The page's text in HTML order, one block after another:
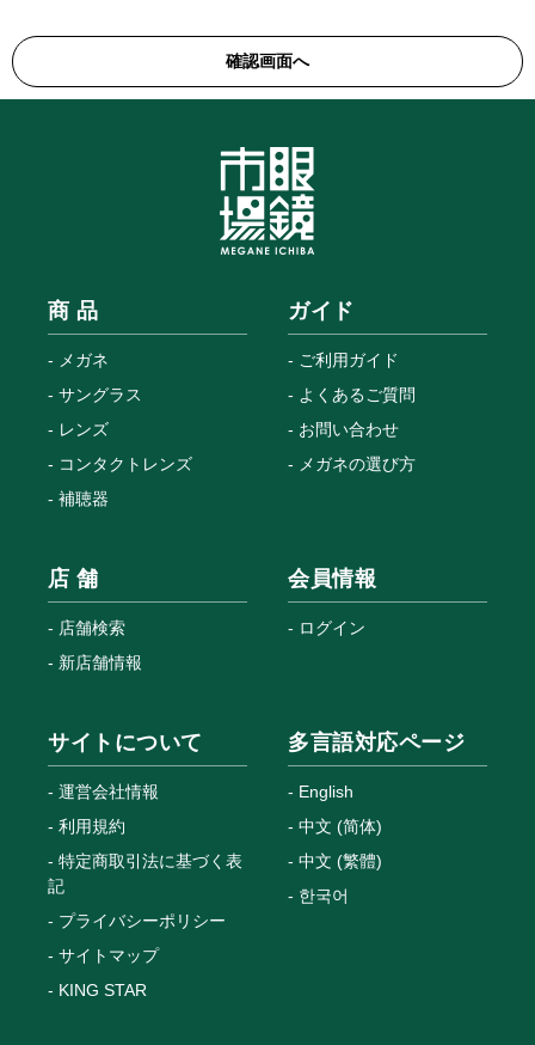
商 品
メガネ
サングラス
レンズ
コンタクトレンズ
補聴器
ガイド
ご利用ガイド
よくあるご質問
お問い合わせ
メガネの選び方
店 舗
店舗検索
新店舗情報
会員情報
ログイン
サイトについて
運営会社情報
利用規約
特定商取引法に基づく表
記
プライバシーポリシー
サイトマップ
KING STAR
多言語対応ページ
English
中文 (简体)
中文 (繁體)
한국어